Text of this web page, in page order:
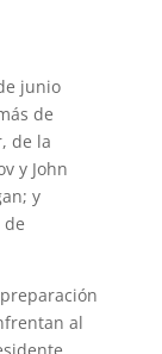
junio
de
de la
y John
y
de
al